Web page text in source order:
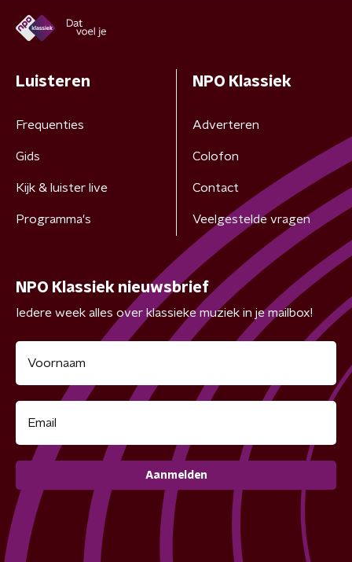
Luisteren
Frequenties
Gids
Kijk & luister live
Programma's
NPO Klassiek
Adverteren
Colofon
Contact
Veelgestelde vragen
NPO Klassiek nieuwsbrief
Iedere week alles over klassieke muziek in je mailbox!
Aanmelden